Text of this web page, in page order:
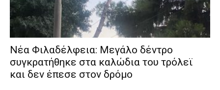
Νέα Φιλαδέλφεια: Μεγάλο δέντρο
συγκρατήθηκε στα καλώδια του τρόλεϊ
και δεν έπεσε στον δρόμο